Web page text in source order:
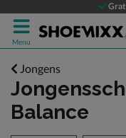
Menu
Jongens
Balance